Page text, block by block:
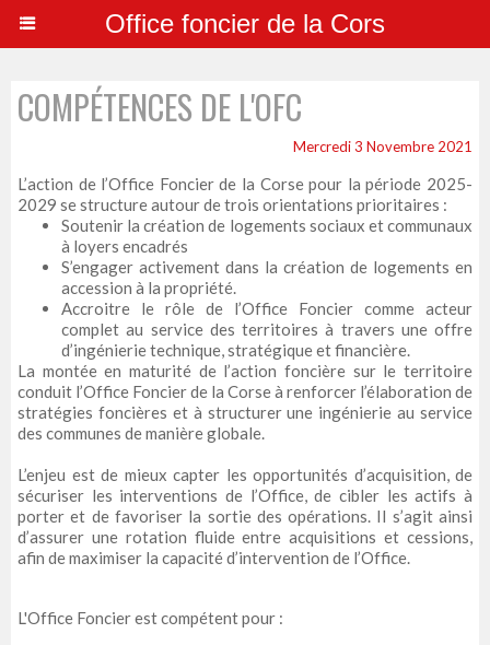
Office foncier de la Cors
COMPÉTENCES DE L'OFC
Mercredi 3 Novembre 2021
L’action de l’Office Foncier de la Corse pour la période 2025-
2029 se structure autour de trois orientations prioritaires :
Soutenir la création de logements sociaux et communaux
à loyers encadrés
S’engager activement dans la création de logements en
accession à la propriété.
Accroitre le rôle de l’Office Foncier comme acteur
complet au service des territoires à travers une offre
d’ingénierie technique, stratégique et financière.
La montée en maturité de l’action foncière sur le territoire
conduit l’Office Foncier de la Corse à renforcer l’élaboration de
stratégies foncières et à structurer une ingénierie au service
des communes de manière globale.
L’enjeu est de mieux capter les opportunités d’acquisition, de
sécuriser les interventions de l’Office, de cibler les actifs à
porter et de favoriser la sortie des opérations. Il s’agit ainsi
d’assurer une rotation fluide entre acquisitions et cessions,
afin de maximiser la capacité d’intervention de l’Office.
L'Office Foncier est compétent pour :